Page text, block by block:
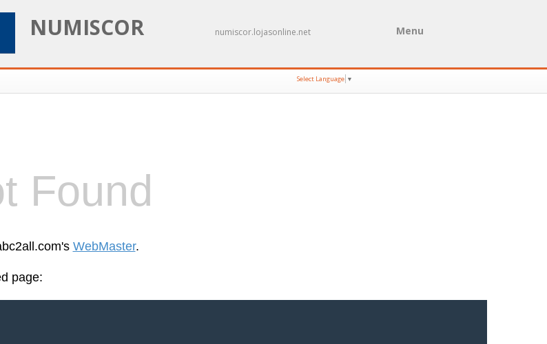
NUMISCOR numiscor.lojasonline.net Menu
Select Language ▼